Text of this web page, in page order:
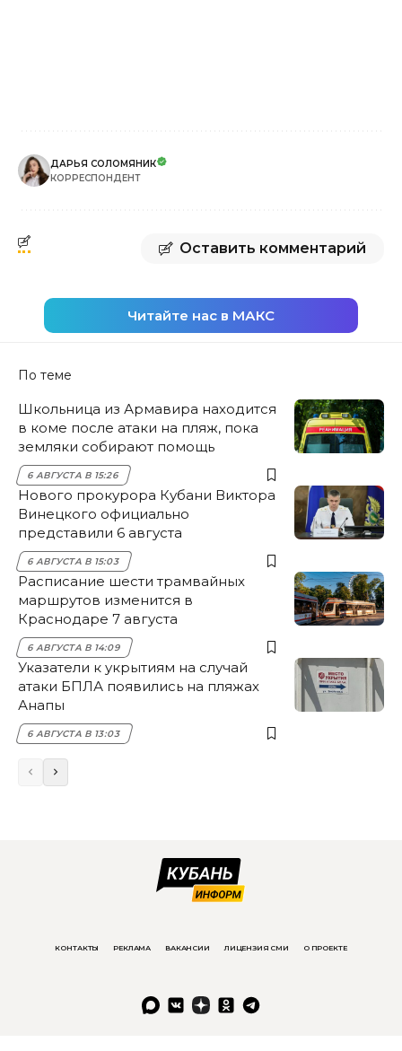
ДАРЬЯ СОЛОМЯНИК
КОРРЕСПОНДЕНТ
Оставить комментарий
Читайте нас в МАКС
По теме
Школьница из Армавира находится
в коме после атаки на пляж, пока
земляки собирают помощь
6 АВГУСТА В 15:26
Нового прокурора Кубани Виктора
Винецкого официально
представили 6 августа
6 АВГУСТА В 15:03
Расписание шести трамвайных
маршрутов изменится в
Краснодаре 7 августа
6 АВГУСТА В 14:09
Указатели к укрытиям на случай
атаки БПЛА появились на пляжах
Анапы
6 АВГУСТА В 13:03
КОНТАКТЫ РЕКЛАМА ВАКАНСИИ ЛИЦЕНЗИЯ СМИ О ПРОЕКТЕ